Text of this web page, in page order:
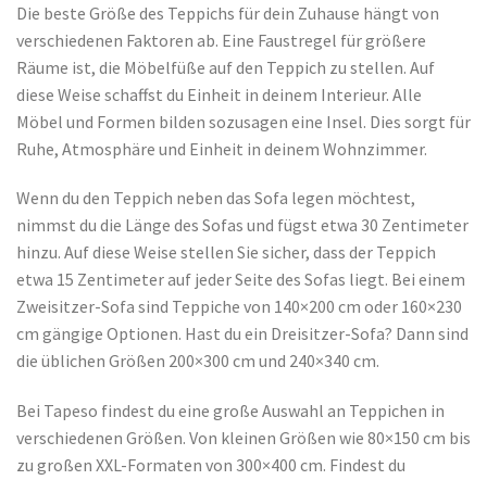
Die beste Größe des Teppichs für dein Zuhause hängt von
verschiedenen Faktoren ab. Eine Faustregel für größere
Räume ist, die Möbelfüße auf den Teppich zu stellen. Auf
diese Weise schaffst du Einheit in deinem Interieur. Alle
Möbel und Formen bilden sozusagen eine Insel. Dies sorgt für
Ruhe, Atmosphäre und Einheit in deinem Wohnzimmer.
Wenn du den Teppich neben das Sofa legen möchtest,
nimmst du die Länge des Sofas und fügst etwa 30 Zentimeter
hinzu. Auf diese Weise stellen Sie sicher, dass der Teppich
etwa 15 Zentimeter auf jeder Seite des Sofas liegt. Bei einem
Zweisitzer-Sofa sind Teppiche von 140×200 cm oder 160×230
cm gängige Optionen. Hast du ein Dreisitzer-Sofa? Dann sind
die üblichen Größen 200×300 cm und 240×340 cm.
Bei Tapeso findest du eine große Auswahl an Teppichen in
verschiedenen Größen. Von kleinen Größen wie 80×150 cm bis
zu großen XXL-Formaten von 300×400 cm. Findest du